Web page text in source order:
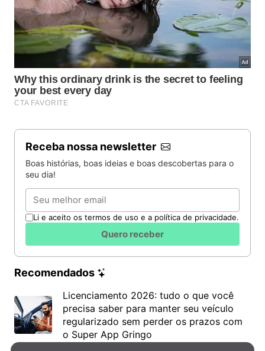
Receba nossa newsletter
Boas histórias, boas ideias e boas descobertas para o
seu dia!
Email
Li e aceito os termos de uso e a política de privacidade.
Quero receber
Recomendados
Licenciamento 2026: tudo o que você
precisa saber para manter seu veículo
regularizado sem perder os prazos com
o Super App Gringo